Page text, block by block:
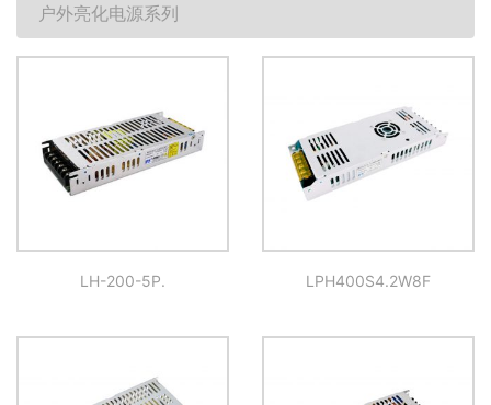
户外亮化电源系列
LH-200-5P. LPH400S4.2W8F